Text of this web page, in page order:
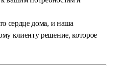
сердце дома, и наша
клиенту решение, которое